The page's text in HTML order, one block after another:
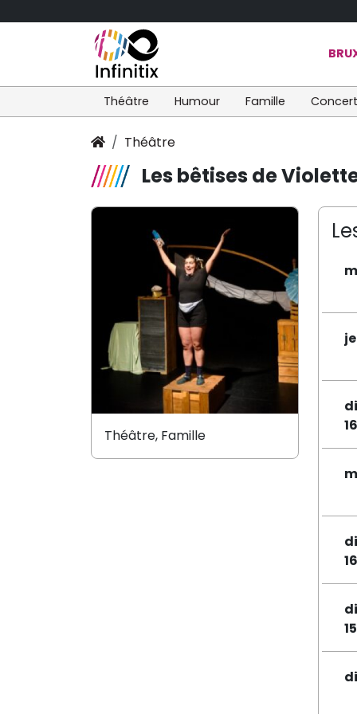
Théâtre Humour Famille Concert
Théâtre
Les bêtises de
Théâtre, Famille